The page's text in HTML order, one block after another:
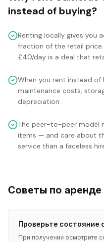
instead of buying?
Renting locally gives you
fraction of the retail
£40/day is a deal that
When you rent instead of
maintenance costs,
depreciation.
The peer-to-peer model
items — and care about
service than a faceless
Советы по аренде
Проверьте состояние
При получении осмотрите